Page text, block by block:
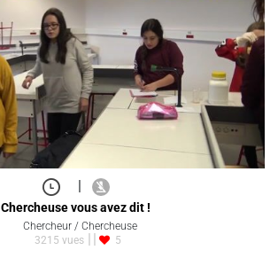
|
Chercheuse vous avez dit !
Chercheur / Chercheuse
3215 vues
5